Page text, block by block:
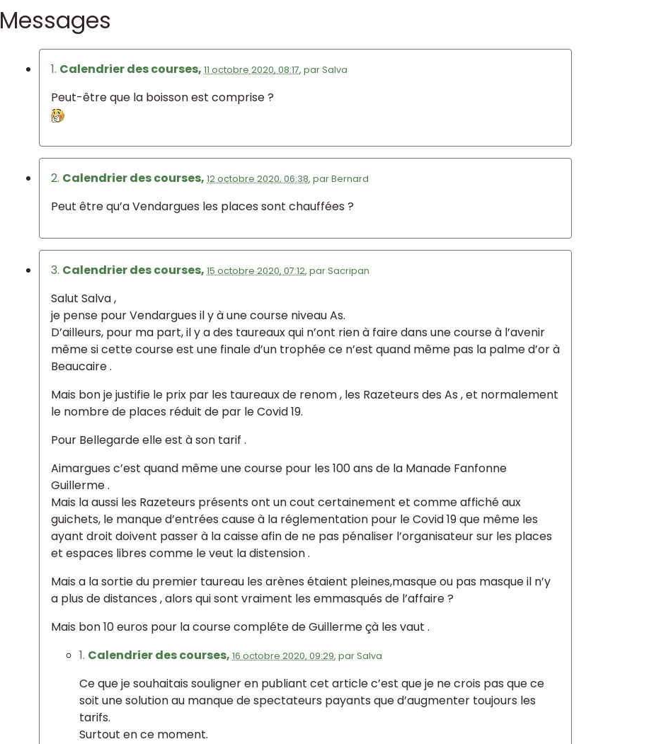
Messages
1. Calendrier des courses, 11 octobre 2020, 08:17, parSalva
Peut-être que la boisson est comprise ?
2. Calendrier des courses, 12 octobre 2020, 06:38, parBernard
Peut être qu’a Vendargues les places sont chauffées ?
3. Calendrier des courses, 15 octobre 2020, 07:12, parSacripan
Salut Salva ,
je pense pour Vendargues il y à une course niveau As.
D’ailleurs, pour ma part, il y a des taureaux qui n’ont rien à faire dans une course à l’avenir
même si cette course est une finale d’un trophée ce n’est quand même pas la palme d’or à
Beaucaire .
Mais bon je justifie le prix par les taureaux de renom , les Razeteurs des As , et normalement
le nombre de places réduit de par le Covid 19.
Pour Bellegarde elle est à son tarif .
Aimargues c’est quand même une course pour les 100 ans de la Manade Fanfonne
Guillerme .
Mais la aussi les Razeteurs présents ont un cout certainement et comme affiché aux
guichets, le manque d’entrées cause à la réglementation pour le Covid 19 que même les
ayant droit doivent passer à la caisse afin de ne pas pénaliser l’organisateur sur les places
et espaces libres comme le veut la distension .
Mais a la sortie du premier taureau les arènes étaient pleines,masque ou pas masque il n’y
a plus de distances , alors qui sont vraiment les emmasqués de l’affaire ?
Mais bon 10 euros pour la course compléte de Guillerme çà les vaut .
1. Calendrier des courses, 16 octobre 2020, 09:29, parSalva
Ce que je souhaitais souligner en publiant cet article c’est que je ne crois pas que ce
soit une solution au manque de spectateurs payants que d’augmenter toujours les
tarifs.
Surtout en ce moment.